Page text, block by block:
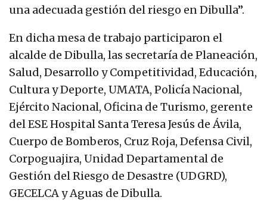
una adecuada gestión del riesgo en Dibulla”.
En dicha mesa de trabajo participaron el
alcalde de Dibulla, las secretaría de Planeación,
Salud, Desarrollo y Competitividad, Educación,
Cultura y Deporte, UMATA, Policía Nacional,
Ejército Nacional, Oficina de Turismo, gerente
del ESE Hospital Santa Teresa Jesús de Ávila,
Cuerpo de Bomberos, Cruz Roja, Defensa Civil,
Corpoguajira, Unidad Departamental de
Gestión del Riesgo de Desastre (UDGRD),
GECELCA y Aguas de Dibulla.